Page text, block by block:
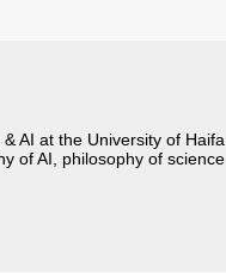
AI at the University of Haifa
of AI, philosophy of science